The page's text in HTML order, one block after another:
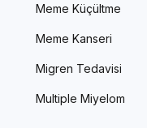
Meme Küçültme
Meme Kanseri
Migren Tedavisi
Multiple Miyelom